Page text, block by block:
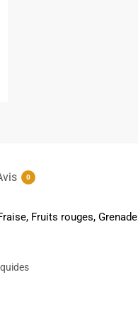
0
Fruits rouges, Grenade